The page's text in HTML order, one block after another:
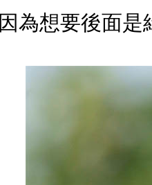
因為想要後面